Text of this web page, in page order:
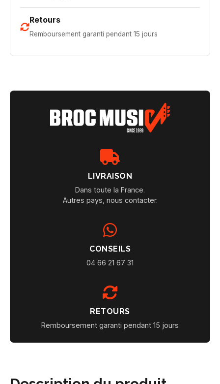
Retours
Remboursement garanti pendant 15 jours
LIVRAISON
Dans toute la France.
Autres pays, nous contacter.
CONSEILS
04 66 21 67 31
RETOURS
Remboursement garanti pendant 15 jours